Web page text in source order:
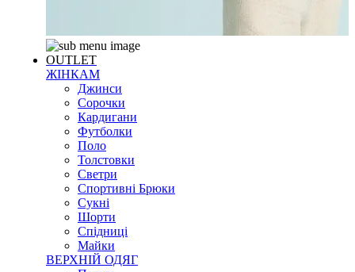
OUTLET
ЖІНКАМ
Джинси
Сорочки
Кардигани
Футболки
Поло
Толстовки
Светри
Спортивні Брюки
Сукні
Шорти
Спідниці
Майки
ВЕРХНІЙ ОДЯГ